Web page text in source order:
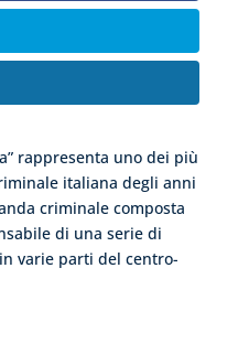
rappresenta uno dei più
italiana degli anni
criminale composta
di una serie di
varie parti del centro-